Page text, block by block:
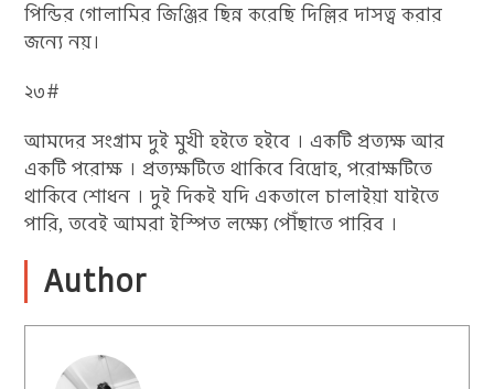
পিন্ডির গোলামির জিঞ্জির ছিন্ন করেছি দিল্লির দাসত্ব করার
জন্যে নয়।
২৩#
আমদের সংগ্রাম দুই মুখী হইতে হইবে । একটি প্রত্যক্ষ আর
একটি পরোক্ষ । প্রত্যক্ষটিতে থাকিবে বিদ্রোহ, পরোক্ষটিতে
থাকিবে শোধন । দুই দিকই যদি একতালে চালাইয়া যাইতে
পারি, তবেই আমরা ইস্পিত লক্ষ্যে পৌঁছাতে পারিব ।
Author